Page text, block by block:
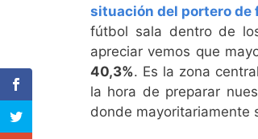
situación del portero de
fútbol sala dentro de
apreciar vemos que
40,3%. Es la zona
la hora de preparar
donde mayoritariamente